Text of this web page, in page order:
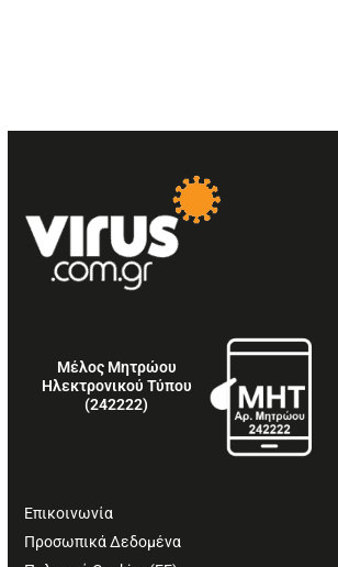
Μέλος Μητρώου
Ηλεκτρονικού Τύπου
(242222)
Επικοινωνία
Προσωπικά Δεδομένα